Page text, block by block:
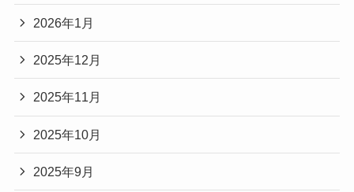
2026年1月
2025年12月
2025年11月
2025年10月
2025年9月